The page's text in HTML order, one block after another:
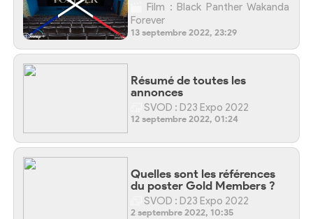
Film : Black Panther Wakanda
Forever
13 septembre 2022, 23:29
Résumé de toutes les
annonces
SVOD : D23 Expo 2022
12 septembre 2022, 01:24
Quelles sont les références
du poster Gold Members ?
SVOD : D23 Expo 2022
2 septembre 2022, 10:35